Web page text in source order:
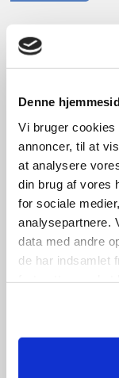
Denne
Vi bruger
annoncer, til at
at analysere
din brug af vores
for sociale
analysepartnere.
data med andre
de har indsamlet
B